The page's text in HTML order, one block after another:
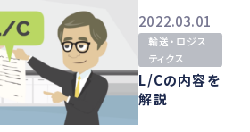
2022.03.01
輸送・ロジス
ティクス
L/Cの内容を
解説